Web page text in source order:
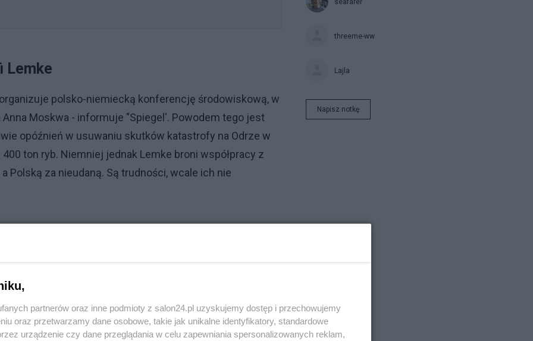
Lemke
polsko-niemiecką konferencję środowiskową, w
Moskwa - informuje "Spiegel'. Powodem tego jest
opóźnień w usuwaniu skutków katastrofy na Odrze w
ton ryb. Niemniej jednak Lemke broni współpracy z
Polską za nieudaną. Są trudności, wcale ich nie
seafarer
threeme-ww
Lajla
Napisz notkę
partnerów oraz inne podmioty z salon24.pl uzyskujemy dostęp i przechowujemy
oraz przetwarzamy dane osobowe, takie jak unikalne identyfikatory, standardowe
urządzenie czy dane przeglądania w celu zapewniania spersonalizowanych reklam,